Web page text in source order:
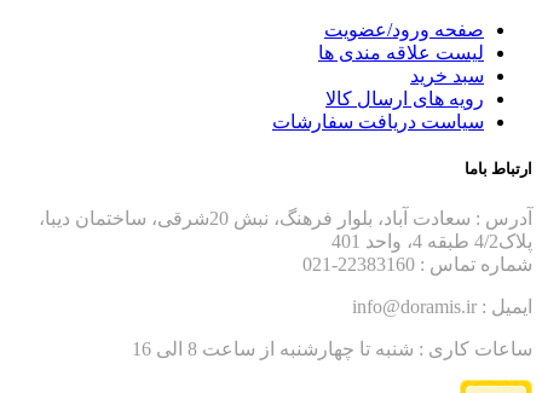
صفحه ورود/عضویت
لیست علاقه مندی ها
سبد خرید
رویه های ارسال کالا
سیاست دریافت سفارشات
ارتباط باما
آدرس : سعادت آباد، بلوار فرهنگ، نبش 20شرقی، ساختمان دیبا،
پلاک4/2 طبقه 4، واحد 401
شماره تماس : 22383160-021
ایمیل : info@doramis.ir
ساعات کاری : شنبه تا چهارشنبه از ساعت 8 الی 16